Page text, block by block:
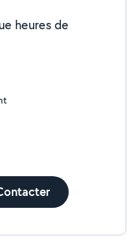
heures de